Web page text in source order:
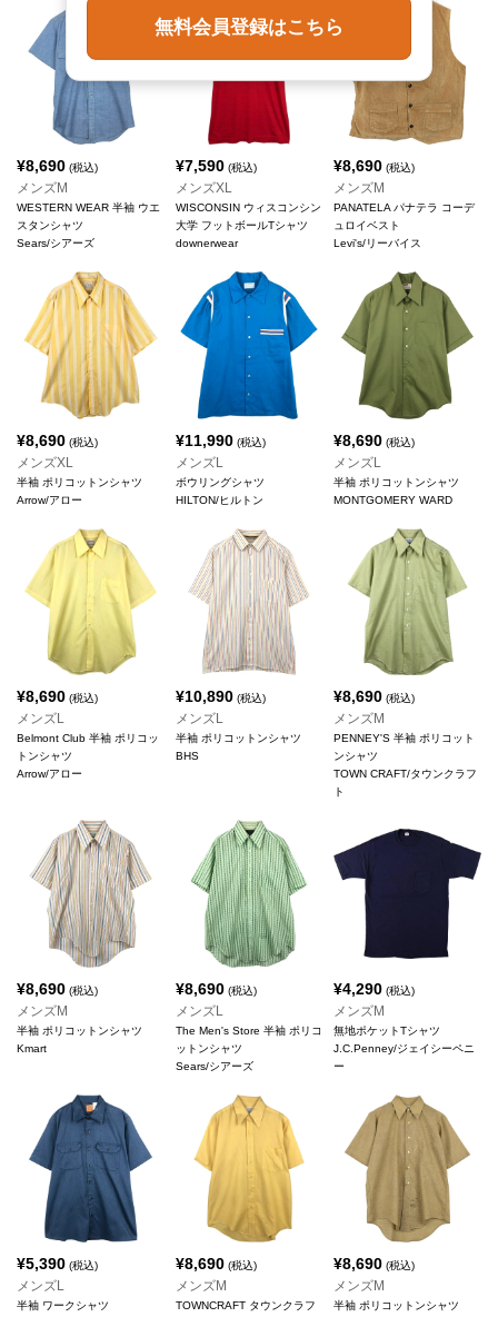
¥8,690 (税込)
メンズM
WESTERN WEAR 半袖 ウエ
スタンシャツ
Sears/シアーズ
¥7,590(税込)
メンズXL
WISCONSIN ウィスコンシン
大学 フットボールTシャツ
downerwear
¥8,690 (税込)
メンズM
PANATELA パナテラ コーデ
ュロイベスト
Levi's/リーバイス
¥8,690 (税込)
メンズXL
半袖 ポリコットンシャツ
Arrow/アロー
¥11,990(税込)
メンズL
ボウリングシャツ
HILTON/ヒルトン
¥8,690 (税込)
メンズL
半袖 ポリコットンシャツ
MONTGOMERY WARD
¥8,690 (税込)
メンズL
Belmont Club 半袖 ポリコッ
トンシャツ
Arrow/アロー
¥10,890(税込)
メンズL
半袖 ポリコットンシャツ
BHS
¥8,690 (税込)
メンズM
PENNEY'S 半袖 ポリコット
ンシャツ
TOWN CRAFT/タウンクラフ
ト
¥8,690 (税込)
メンズM
半袖 ポリコットンシャツ
Kmart
¥8,690(税込)
メンズL
The Men's Store 半袖 ポリコ
ットンシャツ
Sears/シアーズ
¥4,290 (税込)
メンズM
無地ポケットTシャツ
J.C.Penney/ジェイシーペニ
ー
¥5,390 (税込)
メンズL
半袖 ワークシャツ
¥8,690(税込)
メンズM
TOWNCRAFT タウンクラフ
¥8,690 (税込)
メンズM
半袖 ポリコットンシャツ
無料会員登録はこちら